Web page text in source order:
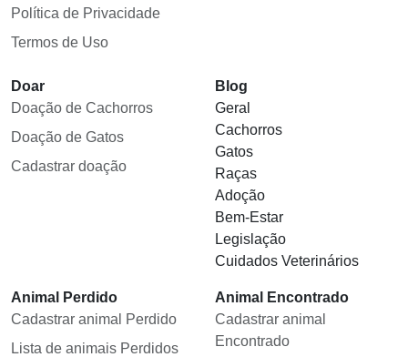
Política de Privacidade
Termos de Uso
Doar
Doação de Cachorros
Doação de Gatos
Cadastrar doação
Blog
Geral
Cachorros
Gatos
Raças
Adoção
Bem-Estar
Legislação
Cuidados Veterinários
Animal Perdido
Cadastrar animal Perdido
Lista de animais Perdidos
Animal Encontrado
Cadastrar animal
Encontrado